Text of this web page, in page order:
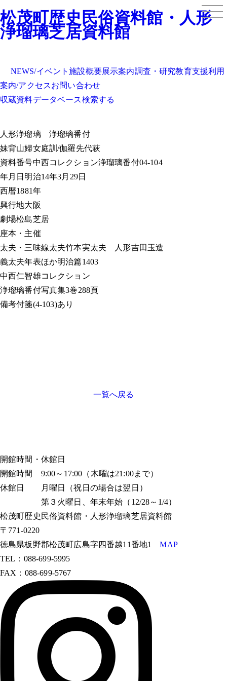
松茂町歴史民俗資料館・人形
浄瑠璃芝居資料館
NEWS/イベント施設概要展示案内調査・研究教育支援利用
案内/アクセスお問い合わせ
収蔵資料データベース検索する
人形浄瑠璃浄瑠璃番付
妹背山婦女庭訓/伽羅先代萩
資料番号中西コレクション浄瑠璃番付04-104
年月日 明治14年3月29日
西暦1881年
興行地大阪
劇場松島芝居
座本・主催
太夫・三味線太夫竹本実太夫 人形吉田玉造
義太夫年表ほか明治篇1403
中西仁智雄コレクション
浄瑠璃番付写真集3巻288頁
備考付箋(4-103)あり
一覧へ戻る
開館時間・休館日
開館時間 9:00～17:00（木曜は21:00まで）
休館日 月曜日（祝日の場合は翌日）
第３火曜日、年末年始（12/28～1/4）
松茂町歴史民俗資料館・人形浄瑠璃芝居資料館
〒771-0220
徳島県板野郡松茂町広島字四番越11番地1MAP
TEL：088-699-5995
FAX：088-699-5767